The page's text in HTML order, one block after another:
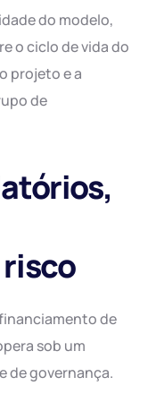
do modelo,
o ciclo de vida do
projeto e a
de
de
sob um
de governança.